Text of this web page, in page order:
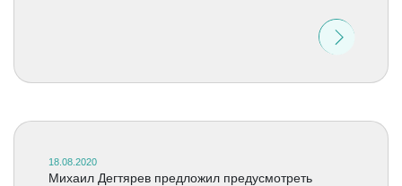
18.08.2020
Михаил Дегтярев предложил предусмотреть